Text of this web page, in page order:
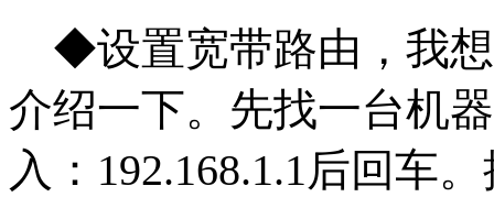
◆设置宽带路由，我想
介绍一下。先找一台机
入：192.168.1.1后回车